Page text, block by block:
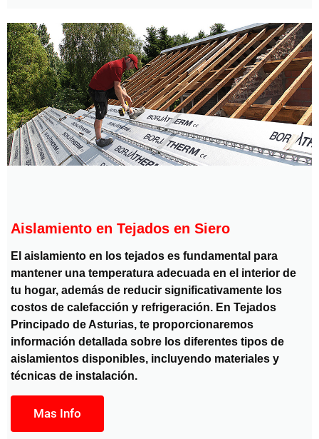
Aislamiento en Tejados en Siero
El aislamiento en los tejados es fundamental para
mantener una temperatura adecuada en el interior de
tu hogar, además de reducir significativamente los
costos de calefacción y refrigeración. En Tejados
Principado de Asturias, te proporcionaremos
información detallada sobre los diferentes tipos de
aislamientos disponibles, incluyendo materiales y
técnicas de instalación.
Mas Info